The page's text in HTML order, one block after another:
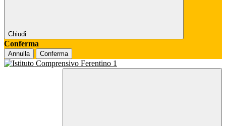
Chiudi
Conferma
Annulla Conferma